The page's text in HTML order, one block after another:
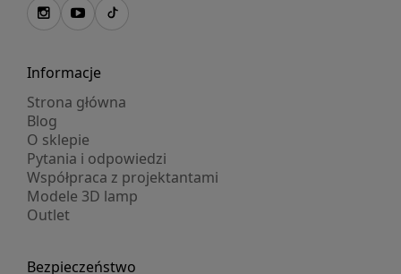
Informacje
Strona główna
Blog
O sklepie
Pytania i odpowiedzi
Współpraca z projektantami
Modele 3D lamp
Outlet
Bezpieczeństwo